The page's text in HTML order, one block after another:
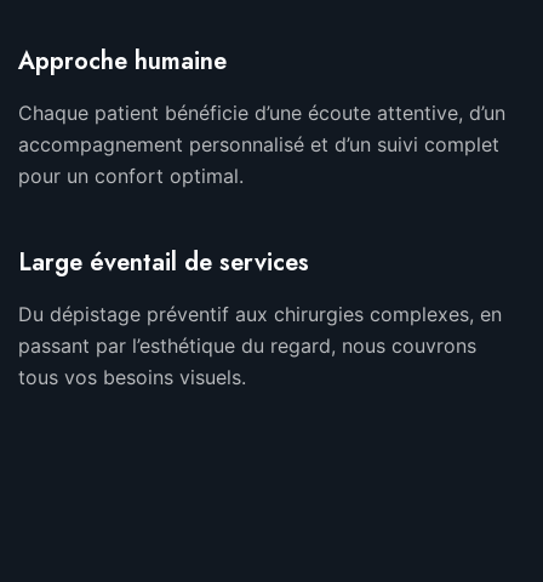
Approche humaine
Chaque patient bénéficie d’une écoute attentive, d’un
accompagnement personnalisé et d’un suivi complet
pour un confort optimal.
Large éventail de services
Du dépistage préventif aux chirurgies complexes, en
passant par l’esthétique du regard, nous couvrons
tous vos besoins visuels.